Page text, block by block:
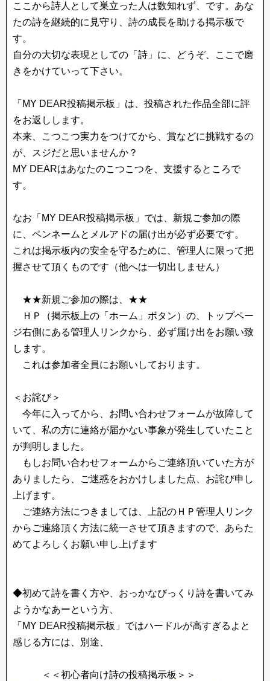
ここから詩人として巣立った人は数知れず、です。あな
たの詩を継続的に見守り、詩の成長を助ける掲示板で
す。
自分の大切な表現としての「詩」に、どうぞ、ここで磨
きをかけていって下さい。
「MY DEAR投稿掲示板」は、投稿された作品全部に評
をお返しします。
本来、こつこつ実力をつけてから、賞などに挑戦するの
が、スジだと思いませんか？
MY DEARはあなたのこつこつを、支援するところで
す。
なお「MY DEAR投稿掲示板」では、新規ご参加の際
に、ペンネームとメルアドの届け出が必ず必要です。
これは掲示板内の安全を守るために、管理人に限って把
握させて頂くものです（他へは一切出しません）
★★新規ご参加の際は、★★
ＨＰ（掲示板上の「ホーム」ボタン）の、トップペー
ジ右側にある管理人リンクから、必ず届け出をお願い致
します。
これは参加者全員にお願いしております。
＜お詫び＞
今年に入ってから、お問い合わせフォームが故障して
いて、私の方に連絡が届かない事象が発生していたこと
が判明しました。
もしお問い合わせフォームからご連絡頂いていた方が
ありましたら、ご迷惑をおかけしました点、お詫び申し
上げます。
ご連絡方法につきましては、上記のＨＰ管理人リンク
からご連絡頂く方法に統一させて頂きますので、あらた
めてよろしくお願い申し上げます
◆初めて詩を書く方や、おっかなびっくり詩を書いてみ
ようかなあーという方、
「MY DEAR投稿掲示板」ではハードルが高すぎるよと
感じる方には、別途、
＜＜初心者向け詩の投稿掲示板＞＞